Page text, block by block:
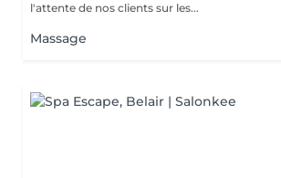
l'attente de nos clients sur les...
Massage